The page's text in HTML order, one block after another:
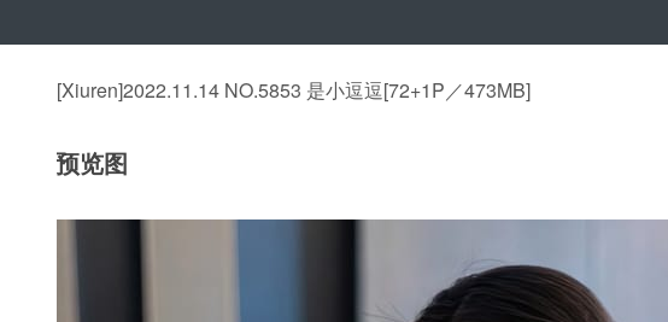
[Xiuren]2022.11.14 NO.5853 是小逗逗[72+1P／473MB]
预览图